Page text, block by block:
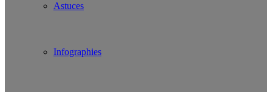
Astuces
Infographies